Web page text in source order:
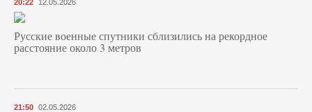
20:22 12.05.2026
Русские военные спутники сблизились на рекордное
расстояние около 3 метров
21:50 02.05.2026